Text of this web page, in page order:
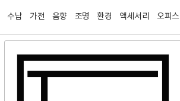
수납 가전 음향 조명 환경 액세서리 오피스